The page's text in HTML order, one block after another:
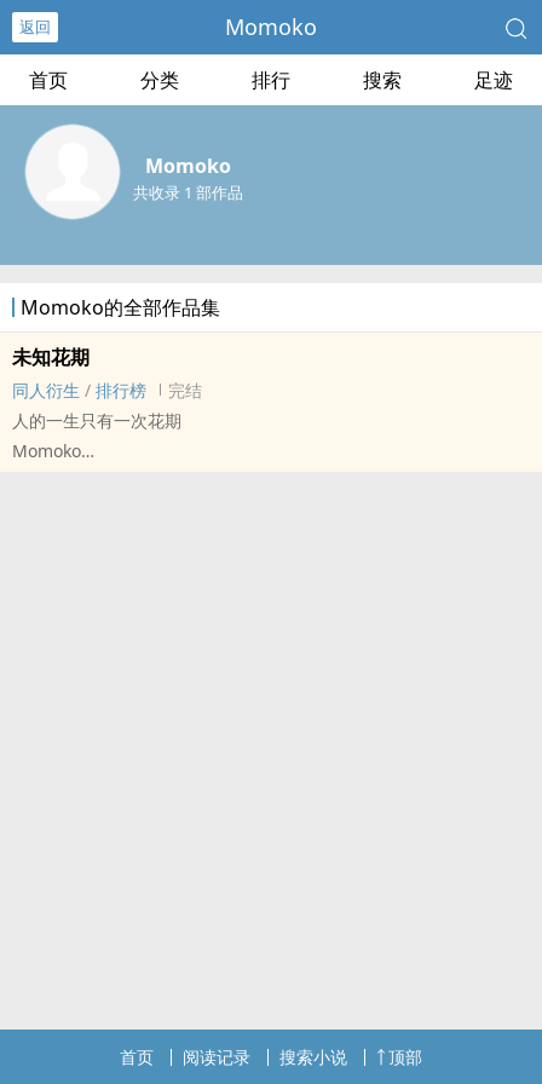
返回 Momoko
首页 分类 排行 搜索 足迹
Momoko
共收录 1 部作品
Momoko的全部作品集
未知花期
同人衍生 / 排行榜
完结
人的一生只有一次花期
Momoko
首页 阅读记录 搜索小说 顶部